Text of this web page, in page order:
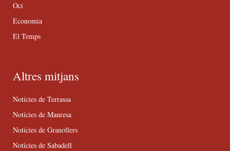
Oci
Economia
El Temps
Altres mitjans
Notícies de Terrassa
Notícies de Manresa
Notícies de Granollers
Notícies de Sabadell